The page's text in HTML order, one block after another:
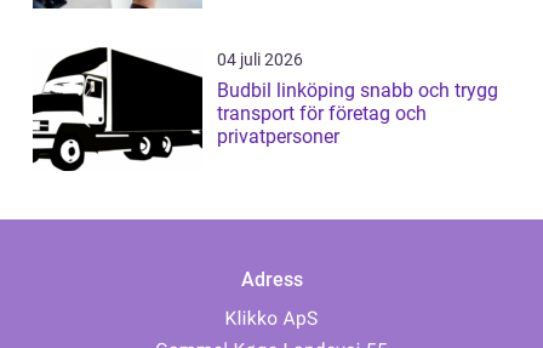
04 juli 2026
Budbil linköping snabb och trygg
transport för företag och
privatpersoner
Adress